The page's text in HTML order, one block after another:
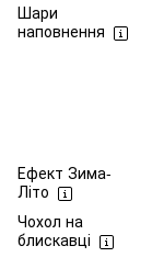
Шари
наповнення
Ефект Зима-
Літо
Чохол на
блискавці